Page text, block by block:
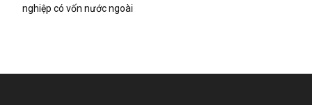
nghiệp có vốn nước ngoài